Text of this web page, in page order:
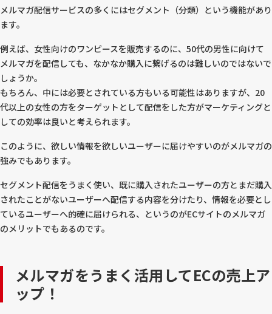
メルマガ配信サービスの多くにはセグメント（分類）という機能があり
ます。
例えば、女性向けのワンピースを販売するのに、50代の男性に向けて
メルマガを配信しても、なかなか購入に繋げるのは難しいのではないで
しょうか。
もちろん、中には必要とされている方もいる可能性はありますが、20
代以上の女性の方をターゲットとして配信をした方がマーケティングと
しての効率は良いと考えられます。
このように、欲しい情報を欲しいユーザーに届けやすいのがメルマガの
強みでもあります。
セグメント配信をうまく使い、既に購入されたユーザーの方とまだ購入
されたことがないユーザーへ配信する内容を分けたり、情報を必要とし
ているユーザーへ的確に届けられる、というのがECサイトのメルマガ
のメリットでもあるのです。
メルマガをうまく活用してECの売上ア
ップ！